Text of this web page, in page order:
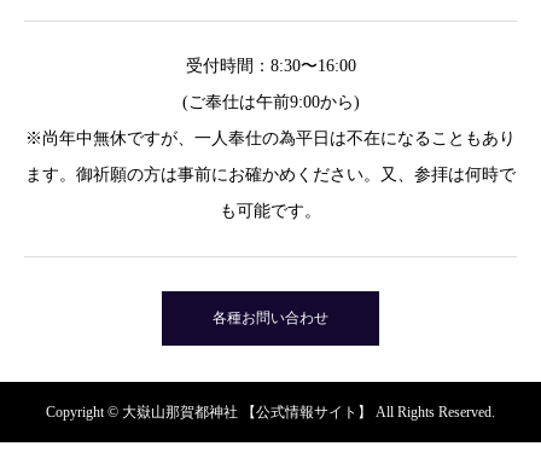
受付時間：8:30〜16:00
(ご奉仕は午前9:00から)
※尚年中無休ですが、一人奉仕の為平日は不在になることもあり
ます。御祈願の方は事前にお確かめください。又、参拝は何時で
も可能です。
各種お問い合わせ
Copyright © 大嶽山那賀都神社 【公式情報サイト】 All Rights Reserved.